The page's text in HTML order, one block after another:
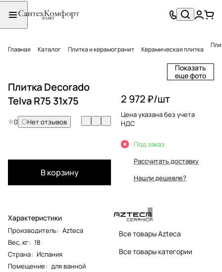
Главная Каталог Плитка и керамогранит Керамическая плитка
Показать
еще фото
Плитка Decorado
Telva R75 31x75
0 Нет отзывов
В корзину
Характеристики
Производитель: Azteca
Вес, кг: 18
Страна: Испания
Помещение: для ванной
2 972 ₽/шт
Цена указана без учета
НДС
Под заказ
Рассчитать доставку
Нашли дешевле?
Все товары Azteca
Все товары категории